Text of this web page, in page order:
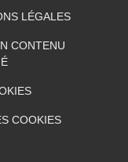
LÉGALES
CONTENU
COOKIES